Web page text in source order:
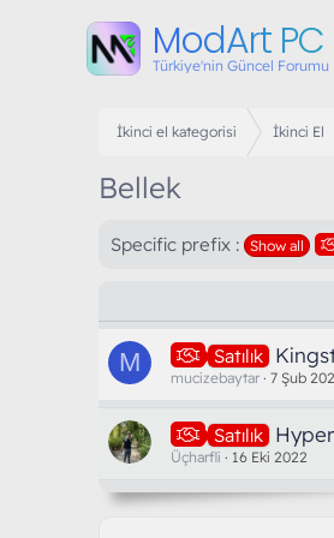
ModArt PC
Türkiye'nin Güncel Forumu
İkinci el kategorisi İkinci El
Bellek
Specific prefix : Show all
M Satılık
mucizebaytar 7 Şub
Satılık
Üçharfli 16 Eki 2022